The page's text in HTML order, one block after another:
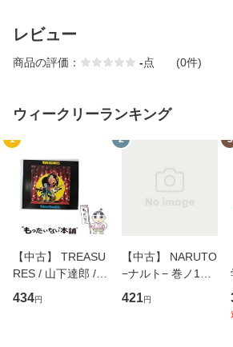
レビュー
商品の評価： -点 (0件)
ウィークリーランキング
1
【中古】 TREASU
RES / 山下達郎 /
イーストウエス
ト・ジャパン [CD]
434円
2
【中古】 NARUTO
−ナルト− 巻ノ1
（ジャンプコミッ
クス） / 岸本 斉史
421円
3